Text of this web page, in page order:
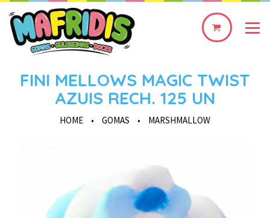
0
FINI MELLOWS MAGIC TWIST
AZUIS RECH. 125 UN
HOME • GOMAS • MARSHMALLOW